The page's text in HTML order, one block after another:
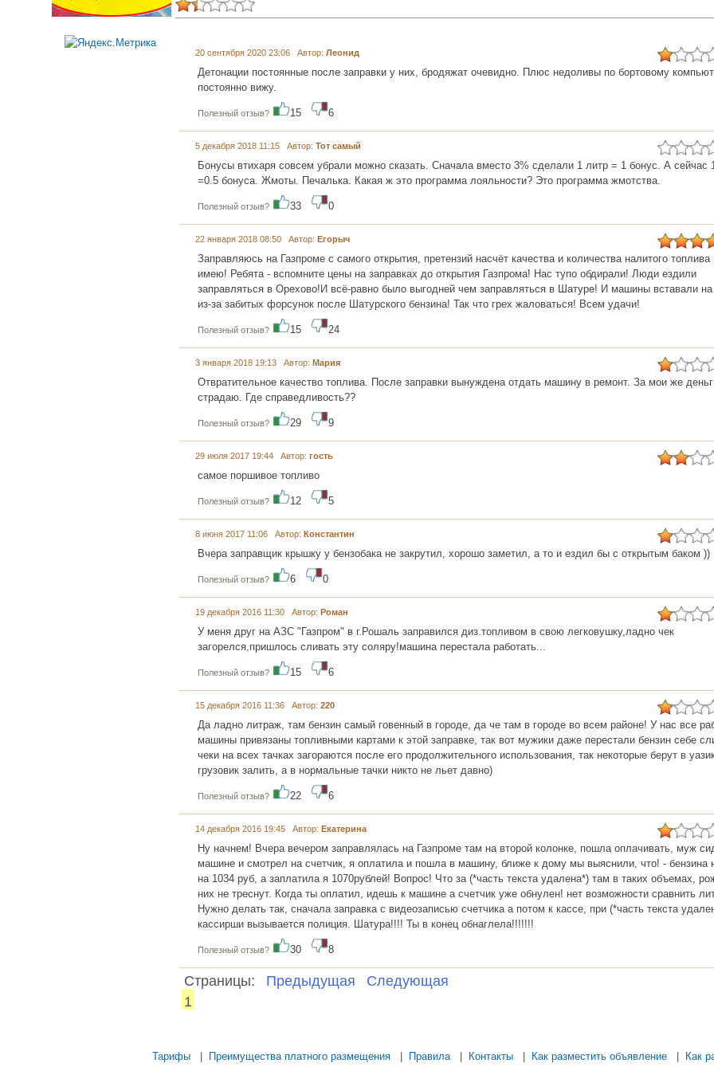
20 сентября 2020 23:06 Автор: Леонид
Детонации постоянные после заправки у них, бродяжат очевидно. Плюс недоливы по бортовому
постоянно вижу.
Полезный отзыв? 15 6
5 декабря 2018 11:15 Автор: Тот самый
Бонусы втихаря совсем убрали можно сказать. Сначала вместо 3% сделали 1 литр = 1 бонус. А сейчас
=0.5 бонуса. Жмоты. Печалька. Какая ж это программа лояльности? Это программа жмотства.
Полезный отзыв? 33 0
22 января 2018 08:50 Автор: Егорыч
Заправляюсь на Газпроме с самого открытия, претензий насчёт качества и количества налитого топлива
имею! Ребята - вспомните цены на заправках до открытия Газпрома! Нас тупо обдирали! Люди ездили
заправляться в Орехово!И всё-равно было выгодней чем заправляться в Шатуре! И машины вставали на
из-за забитых форсунок после Шатурского бензина! Так что грех жаловаться! Всем удачи!
Полезный отзыв? 15 24
3 января 2018 19:13 Автор: Мария
Отвратительное качество топлива. После заправки вынуждена отдать машину в ремонт. За мои же
страдаю. Где справедливость??
Полезный отзыв? 29 9
29 июля 2017 19:44 Автор: гость
самое поршивое топливо
Полезный отзыв? 12 5
8 июня 2017 11:06 Автор: Константин
Вчера заправщик крышку у бензобака не закрутил, хорошо заметил, а то и ездил бы с открытым баком ))
Полезный отзыв? 6 0
19 декабря 2016 11:30 Автор: Роман
У меня друг на АЗС "Газпром" в г.Рошаль заправился диз.топливом в свою легковушку,ладно чек
загорелся,пришлось сливать эту соляру!машина перестала работать...
Полезный отзыв? 15 6
15 декабря 2016 11:36 Автор: 220
Да ладно литраж, там бензин самый говенный в городе, да че там в городе во всем районе! У нас все
машины привязаны топливными картами к этой заправке, так вот мужики даже перестали бензин себе
чеки на всех тачках загораются после его продолжительного использования, так некоторые берут в
грузовик залить, а в нормальные тачки никто не льет давно)
Полезный отзыв? 22 6
14 декабря 2016 19:45 Автор: Екатерина
Ну начнем! Вчера вечером заправлялась на Газпроме там на второй колонке, пошла оплачивать, муж
машине и смотрел на счетчик, я оплатила и пошла в машину, ближе к дому мы выяснили, что! - бензина
на 1034 руб, а заплатила я 1070рублей! Вопрос! Что за (*часть текста удалена*) там в таких объемах,
них не треснут. Когда ты оплатил, идешь к машине а счетчик уже обнулен! нет возможности сравнить
Нужно делать так, сначала заправка с видеозаписью счетчика а потом к кассе, при (*часть текста
кассирши вызывается полиция. Шатура!!!! Ты в конец обнаглела!!!!!!!
Полезный отзыв? 30 8
Страницы: Предыдущая
Следующая
1
Тарифы| Преимущества платного размещения| Правила| Контакты| Как разместить объявление| Как